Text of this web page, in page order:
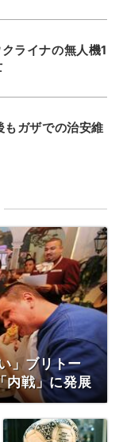
ライナの無人機1
もガザでの治安維
」ブリトー
内戦」に発展